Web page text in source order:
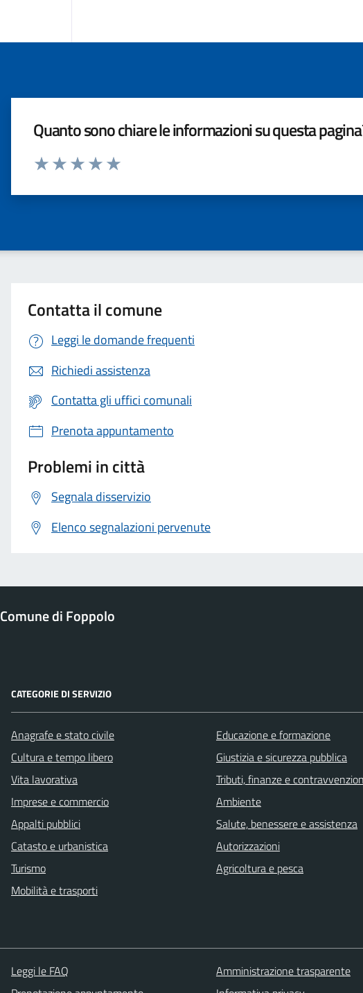
Quanto sono chiare le informazioni su questa
Valuta da 1 a 5 stelle la pagina
Contatta il comune
Leggi le domande frequenti
Richiedi assistenza
Contatta gli uffici comunali
Prenota appuntamento
Problemi in città
Segnala disservizio
Elenco segnalazioni pervenute
Comune di Foppolo
CATEGORIE DI SERVIZIO
Anagrafe e stato civile
Cultura e tempo libero
Vita lavorativa
Imprese e commercio
Appalti pubblici
Catasto e urbanistica
Turismo
Mobilità e trasporti
Educazione e formazione
Giustizia e sicurezza pubblica
Tributi, finanze e
Ambiente
Salute, benessere e assistenza
Autorizzazioni
Agricoltura e pesca
Leggi le FAQ
Amministrazione trasparente